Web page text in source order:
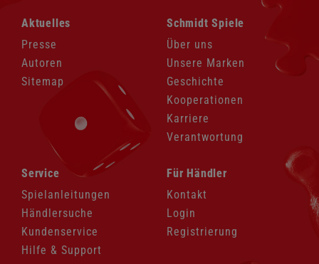
überspringen
Aktuelles
Presse
Autoren
Sitemap
Navigation
überspringen
Schmidt Spiele
Über uns
Unsere Marken
Geschichte
Kooperationen
Karriere
Verantwortung
Navigation
überspringen
Service
Spielanleitungen
Händlersuche
Kundenservice
Hilfe & Support
Navigation
überspringen
Für Händler
Kontakt
Login
Registrierung